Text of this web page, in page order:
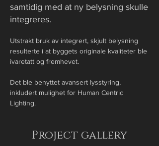
samtidig med at ny belysning skulle
integreres.
Utstrakt bruk av integrert, skjult belysning
resulterte i at byggets originale kvaliteter ble
ivaretatt og fremhevet.
Det ble benyttet avansert lysstyring,
inkludert mulighet for Human Centric
Lighting.
Project gallery